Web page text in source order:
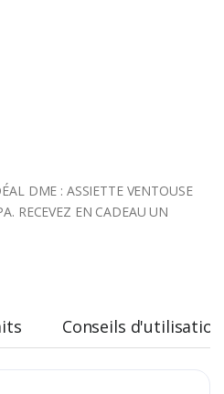
DME : ASSIETTE VENTOUSE
RECEVEZ EN CADEAU UN
Conseils d'utilisation